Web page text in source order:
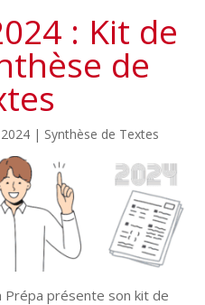
: Kit de
de
| Synthèse de Textes
Prépa présente son kit de